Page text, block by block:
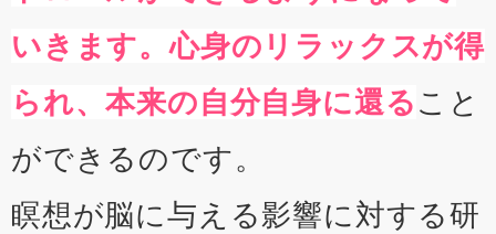
いきます。心身のリラックスが得
られ、本来の自分自身に還ること
ができるのです。
瞑想が脳に与える影響に対する研